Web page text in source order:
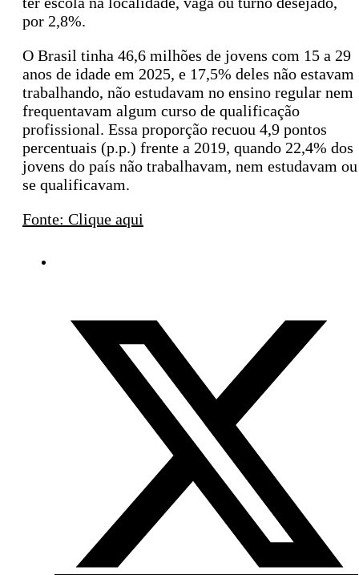
por 2,8%.
O Brasil tinha 46,6 milhões de jovens com 15 a 29
anos de idade em 2025, e 17,5% deles não estavam
trabalhando, não estudavam no ensino regular nem
frequentavam algum curso de qualificação
profissional. Essa proporção recuou 4,9 pontos
percentuais (p.p.) frente a 2019, quando 22,4% dos
jovens do país não trabalhavam, nem estudavam ou
se qualificavam.
Fonte: Clique aqui